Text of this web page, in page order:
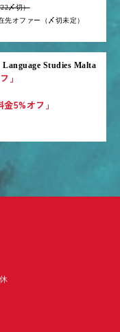
〆切）
先オファー（〆切未定）
Studies Malta
」
5%オフ」